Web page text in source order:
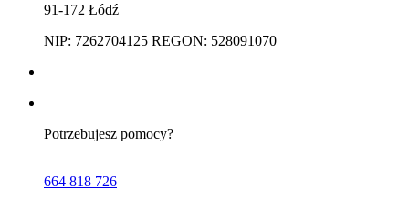
91-172 Łódź
NIP: 7262704125 REGON: 528091070
Potrzebujesz pomocy?
664 818 726